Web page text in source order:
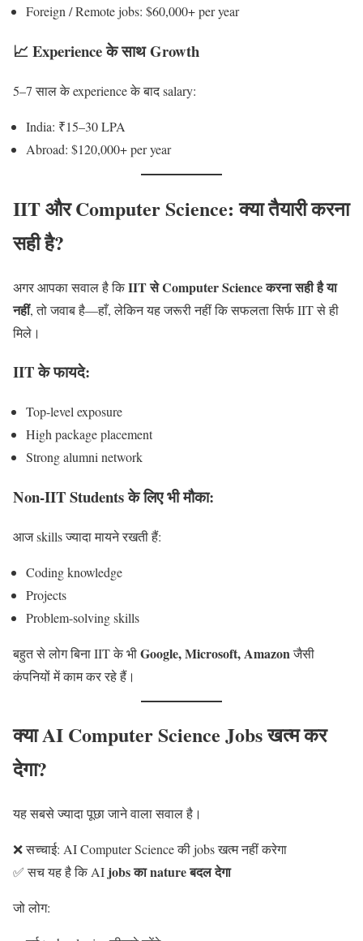
Foreign / Remote jobs: $60,000+ per year
📈 Experience के साथ Growth
5–7 साल के experience के बाद salary:
India: ₹15–30 LPA
Abroad: $120,000+ per year
IIT और Computer Science: क्या तैयारी करना
सही है?
अगर आपका सवाल है किIIT से Computer Science करना सही है या
नहीं, तो जवाब है—हाँ, लेकिन यह जरूरी नहीं कि सफलता सिर्फ IIT से ही
मिले।
IIT के फायदे:
Top-level exposure
High package placement
Strong alumni network
Non-IIT Students के लिए भी मौका:
आज skills ज्यादा मायने रखती हैं:
Coding knowledge
Projects
Problem-solving skills
बहुत से लोग बिना IIT के भीGoogle, Microsoft, Amazonजैसी
कंपनियों में काम कर रहे हैं।
क्या AI Computer Science Jobs खत्म कर
देगा?
यह सबसे ज्यादा पूछा जाने वाला सवाल है।
❌ सच्चाई: AI Computer Science की jobs खत्म नहीं करेगा
✅ सच यह है कि AI jobs का nature बदल देगा
जो लोग: